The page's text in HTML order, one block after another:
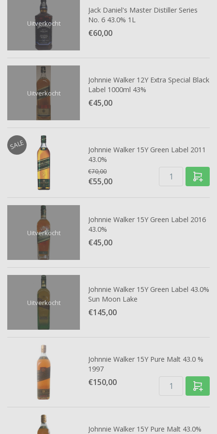
Uitverkocht
Jack Daniel's Master Distiller Series
No. 6 43.0% 1L
€60,00
Uitverkocht
Johnnie Walker 12Y Extra Special Black
Label 1000ml 43%
€45,00
SALE
Johnnie Walker 15Y Green Label 2011
43.0%
€70,00
€55,00
Uitverkocht
Johnnie Walker 15Y Green Label 2016
43.0%
€45,00
Uitverkocht
Johnnie Walker 15Y Green Label 43.0%
Sun Moon Lake
€145,00
Johnnie Walker 15Y Pure Malt 43.0 %
1997
€150,00
Johnnie Walker 15Y Pure Malt 43.0%